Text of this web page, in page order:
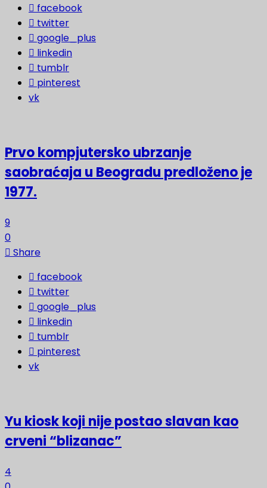
facebook
twitter
google_plus
linkedin
tumblr
pinterest
vk
Prvo kompjutersko ubrzanje
saobraćaja u Beogradu predloženo je
1977.
9
0
Share
facebook
twitter
google_plus
linkedin
tumblr
pinterest
vk
Yu kiosk koji nije postao slavan kao
crveni “blizanac”
4